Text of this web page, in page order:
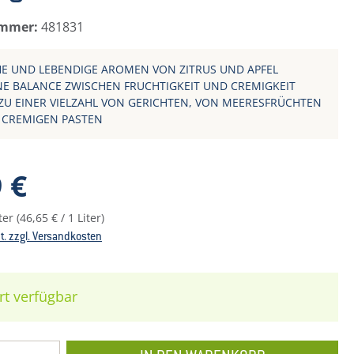
481831
UND LEBENDIGE AROMEN VON ZITRUS UND APFEL
BALANCE ZWISCHEN FRUCHTIGKEIT UND CREMIGKEIT
EINER VIELZAHL VON GERICHTEN, VON MEERESFRÜCHTEN
PASTEN
€
(46,65 € / 1 Liter)
zzgl. Versandkosten
verfügbar